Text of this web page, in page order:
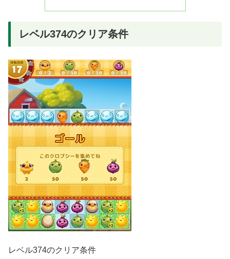
レベル374のクリア条件
レベル374のクリア条件